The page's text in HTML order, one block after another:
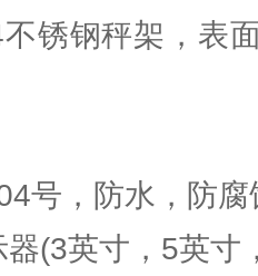
锈钢秤架，表
号，防水，防腐
(3英寸，5英寸